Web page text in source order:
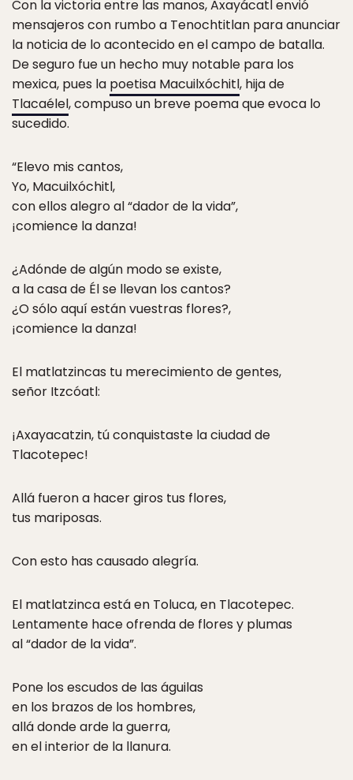
Con la victoria entre las manos, Axayácatl envió
mensajeros con rumbo a Tenochtitlan para anunciar
la noticia de lo acontecido en el campo de batalla.
De seguro fue un hecho muy notable para los
mexica, pues la poetisa Macuilxóchitl, hija de
Tlacaélel, compuso un breve poema que evoca lo
sucedido.
“Elevo mis cantos,
Yo, Macuilxóchitl,
con ellos alegro al “dador de la vida”,
¡comience la danza!
¿Adónde de algún modo se existe,
a la casa de Él se llevan los cantos?
¿O sólo aquí están vuestras flores?,
¡comience la danza!
El matlatzincas tu merecimiento de gentes,
señor Itzcóatl:
¡Axayacatzin, tú conquistaste la ciudad de
Tlacotepec!
Allá fueron a hacer giros tus flores,
tus mariposas.
Con esto has causado alegría.
El matlatzinca está en Toluca, en Tlacotepec.
Lentamente hace ofrenda de flores y plumas
al “dador de la vida”.
Pone los escudos de las águilas
en los brazos de los hombres,
allá donde arde la guerra,
en el interior de la llanura.